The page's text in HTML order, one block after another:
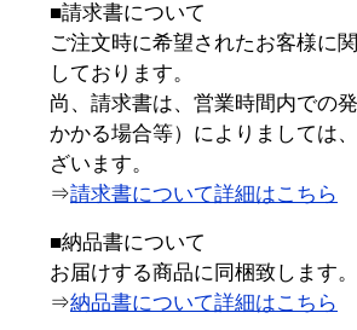
■請求書について
ご注文時に希望されたお客様に
しております。
尚、請求書は、営業時間内での
かかる場合等）によりましては
ざいます。
⇒請求書について詳細はこちら
■納品書について
お届けする商品に同梱致します。
⇒納品書について詳細はこちら